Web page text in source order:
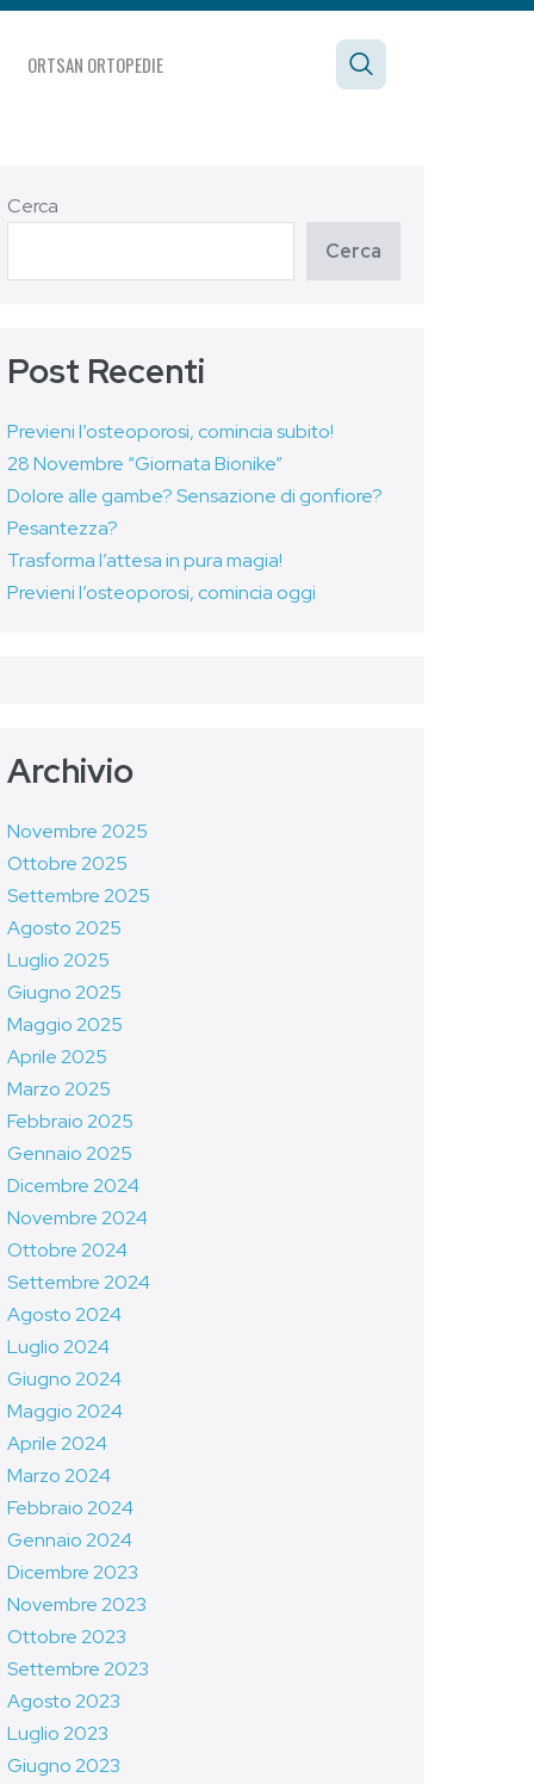
ORTSAN ORTOPEDIE
Cerca
Cerca
Post Recenti
Previeni l’osteoporosi, comincia subito!
28 Novembre “Giornata Bionike”
Dolore alle gambe? Sensazione di gonfiore?
Pesantezza?
Trasforma l’attesa in pura magia!
Previeni l’osteoporosi, comincia oggi
Archivio
Novembre 2025
Ottobre 2025
Settembre 2025
Agosto 2025
Luglio 2025
Giugno 2025
Maggio 2025
Aprile 2025
Marzo 2025
Febbraio 2025
Gennaio 2025
Dicembre 2024
Novembre 2024
Ottobre 2024
Settembre 2024
Agosto 2024
Luglio 2024
Giugno 2024
Maggio 2024
Aprile 2024
Marzo 2024
Febbraio 2024
Gennaio 2024
Dicembre 2023
Novembre 2023
Ottobre 2023
Settembre 2023
Agosto 2023
Luglio 2023
Giugno 2023